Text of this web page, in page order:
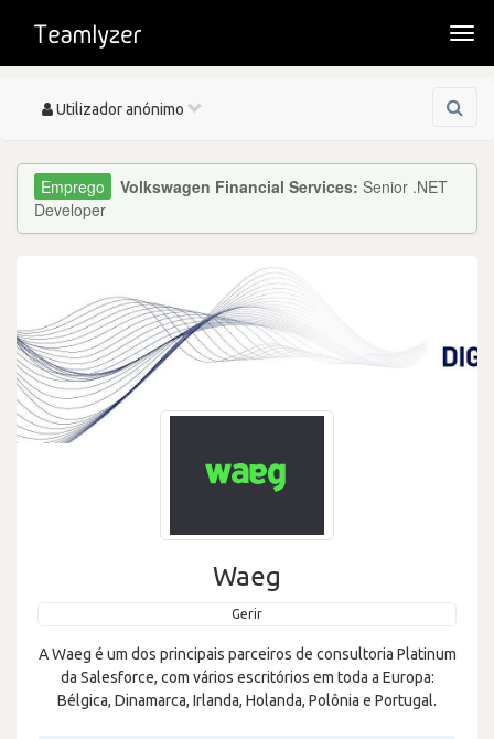
Toggle
Utilizador anónimo
Volkswagen Financial Services: Senior .NET
Developer
Waeg
Gerir
A Waeg é um dos principais parceiros de consultoria Platinum
da Salesforce, com vários escritórios em toda a Europa:
Bélgica, Dinamarca, Irlanda, Holanda, Polônia e Portugal.